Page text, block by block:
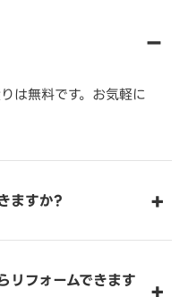
は無料です。お気軽に
ますか?
リフォームできます